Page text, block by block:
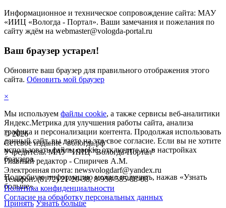
©2026
Сетевое издание "вологда.рф"
Учредитель: МАУ "ИИЦ "Вологда-Портал"
Главный редактор - Спиричев А.М.
Электронная почта: newsvologdarf@yandex.ru
Телефон: (8172) 21-20-38, 8-958-585-08-08
Политика конфиденциальности
Согласие на обработку персональных данных
Информационное и техническое сопровождение сайта: МАУ
«ИИЦ «Вологда - Портал». Ваши замечания и пожелания по
сайту ждём на webmaster@vologda-portal.ru
Ваш браузер устарел!
Обновите ваш браузер для правильного отображения этого
сайта. Обновить мой браузер
×
Мы используем файлы cookie, а также сервисы веб-аналитики
Яндекс.Метрика для улучшения работы сайта, анализа
трафика и персонализации контента. Продолжая использовать
данный сайт, вы даете на это свое согласие. Если вы не хотите
использовать файлы cookie, отключите их в настройках
браузера.
Подробную информацию можно получить, нажав «Узнать
больше».
Принять Узнать больше